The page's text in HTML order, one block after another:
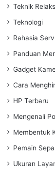
Teknik
Teknologi
Rahasia
Panduan
Gadget
Cara
HP Terbaru
Mengenali
Membentuk
Pemain
Ukuran